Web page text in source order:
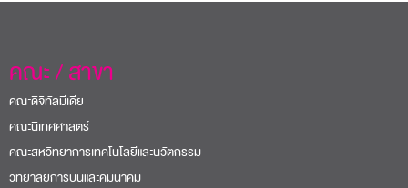
คณะ / สาขา
คณะดิจิทัลมีเดีย
คณะนิเทศศาสตร์
คณะสหวิทยาการเทคโนโลยีและนวัตกรรม
วิทยาลัยการบินและคมนาคม